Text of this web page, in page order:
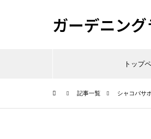
ガーデニング
トップ
記事一覧 シャコバサ